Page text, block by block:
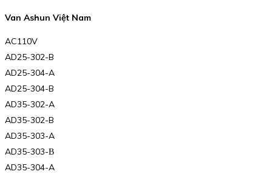
Van Ashun Việt Nam
AC110V
AD25-302-B
AD25-304-A
AD25-304-B
AD35-302-A
AD35-302-B
AD35-303-A
AD35-303-В
AD35-304-A